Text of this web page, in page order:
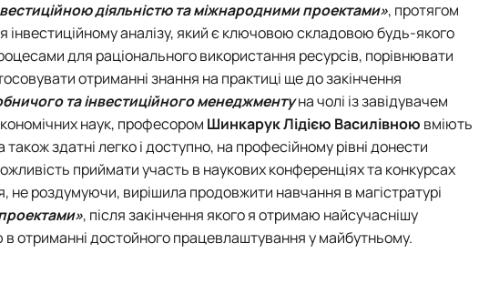
діяльністю та міжнародними проектами», протягом
аналізу, який є ключовою складовою будь-якого
для раціонального використання ресурсів, порівнювати
отриманні знання на практиці ще до закінчення
та інвестиційного менеджментуна чолі із завідувачем
наук, професором Шинкарук Лідією Василівною вміють
здатні легко і доступно, на професійному рівні донести
приймати участь в наукових конференціях та конкурсах
не роздумуючи, вирішила продовжити навчання в магістратурі
, після закінчення якого я отримаю найсучаснішу
достойного працевлаштування у майбутньому.